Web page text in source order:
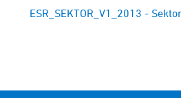
ESR_SEKTOR_V1_2013 -